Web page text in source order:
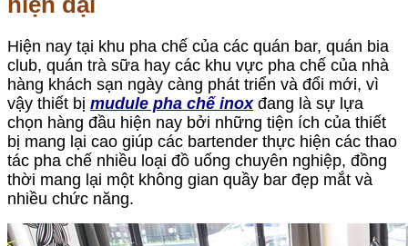
Hiện nay tại khu pha chế của các quán bar, quán bia
club, quán trà sữa hay các khu vực pha chế của nhà
hàng khách sạn ngày càng phát triển và đổi mới, vì
vậy thiết bị mudule pha chế inoxđang là sự lựa
chọn hàng đầu hiện nay bởi những tiện ích của thiết
bị mang lại cao giúp các bartender thực hiện các thao
tác pha chế nhiều loại đồ uống chuyên nghiệp, đồng
thời mang lại một không gian quầy bar đẹp mắt và
nhiều chức năng.